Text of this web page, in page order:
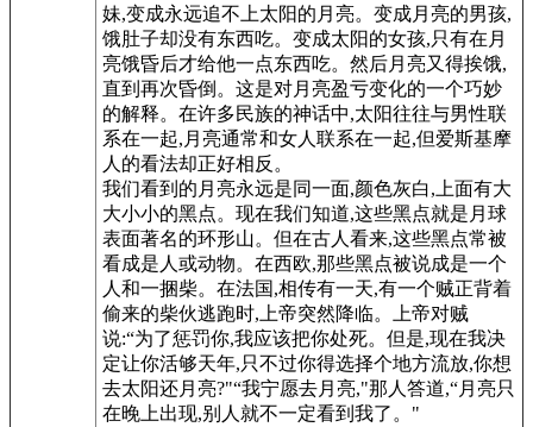
妹,变成永远追不上太阳的月亮。变成月亮的男孩,
饿肚子却没有东西吃。变成太阳的女孩,只有在月
亮饿昏后才给他一点东西吃。然后月亮又得挨饿,
直到再次昏倒。这是对月亮盈亏变化的一个巧妙
的解释。在许多民族的神话中,太阳往往与男性联
系在一起,月亮通常和女人联系在一起,但爱斯基摩
人的看法却正好相反。
我们看到的月亮永远是同一面,颜色灰白,上面有大
大小小的黑点。现在我们知道,这些黑点就是月球
表面著名的环形山。但在古人看来,这些黑点常被
看成是人或动物。在西欧,那些黑点被说成是一个
人和一捆柴。在法国,相传有一天,有一个贼正背着
偷来的柴伙逃跑时,上帝突然降临。上帝对贼
说:“为了惩罚你,我应该把你处死。但是,现在我决
定让你活够天年,只不过你得选择个地方流放,你想
去太阳还月亮?"“我宁愿去月亮,"那人答道,“月亮只
在晚上出现,别人就不一定看到我了。"